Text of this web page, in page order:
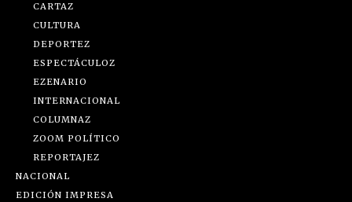
CARTAZ
CULTURA
DEPORTEZ
ESPECTÁCULOZ
EZENARIO
INTERNACIONAL
COLUMNAZ
ZOOM POLÍTICO
REPORTAJEZ
NACIONAL
EDICIÓN IMPRESA